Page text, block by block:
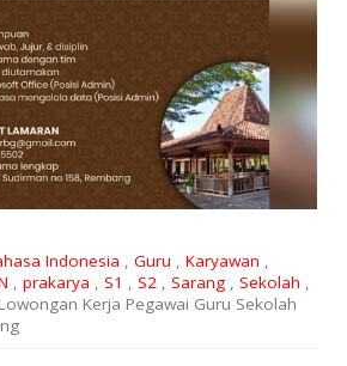
Indonesia , Guru , Karyawan ,
, prakarya , S1 , S2, Sarang, Sekolah ,
Kerja Pegawai Guru Sekolah